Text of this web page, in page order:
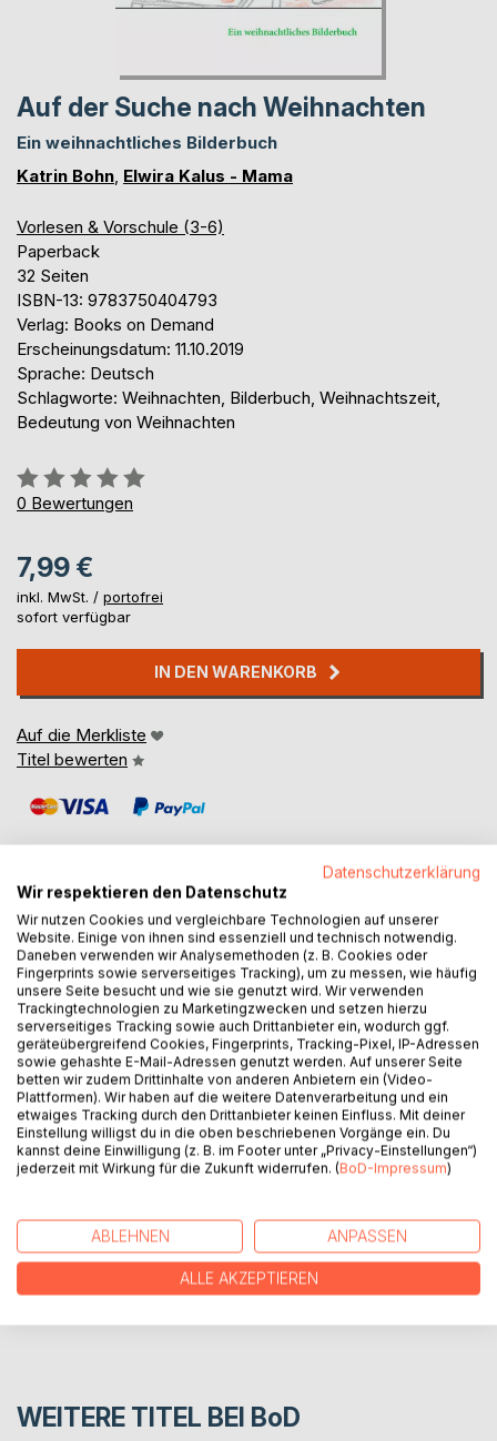
Auf der Suche nach Weihnachten
Ein weihnachtliches Bilderbuch
Katrin Bohn, Elwira Kalus - Mama
Vorlesen & Vorschule (3-6)
Paperback
32 Seiten
ISBN-13: 9783750404793
Verlag: Books on Demand
Erscheinungsdatum: 11.10.2019
Sprache: Deutsch
Schlagworte: Weihnachten, Bilderbuch, Weihnachtszeit,
Bedeutung von Weihnachten
Bewertung::
0%
0 Bewertungen
7,99 €
inkl. MwSt. / portofrei
sofort verfügbar
IN DEN WARENKORB
Auf die Merkliste
Titel bewerten
BESCHREIBUNG
In einem fernen Dorf wo alles grau und traurig ist, kennen
die Menschen Weihnachten nicht.
Doch einens Tages bekommt ein kleines Mädchen namens
Tränchen eine bunte Weihnachtskarte und macht sich auf
die Suche nach Weihnachten...
AUTOR/IN
REZENSIONEN
WEITERE TITEL BEI BoD
Datenschutzerklärung
Wir respektieren den Datenschutz
Wir nutzen Cookies und vergleichbare Technologien auf unserer
Website. Einige von ihnen sind essenziell und technisch notwendig.
Daneben verwenden wir Analysemethoden (z. B. Cookies oder
Fingerprints sowie serverseitiges Tracking), um zu messen, wie häufig
unsere Seite besucht und wie sie genutzt wird. Wir verwenden
Trackingtechnologien zu Marketingzwecken und setzen hierzu
serverseitiges Tracking sowie auch Drittanbieter ein, wodurch ggf.
geräteübergreifend Cookies, Fingerprints, Tracking-Pixel, IP-Adressen
sowie gehashte E-Mail-Adressen genutzt werden. Auf unserer Seite
betten wir zudem Drittinhalte von anderen Anbietern ein (Video-
Plattformen). Wir haben auf die weitere Datenverarbeitung und ein
etwaiges Tracking durch den Drittanbieter keinen Einfluss. Mit deiner
Einstellung willigst du in die oben beschriebenen Vorgänge ein. Du
kannst deine Einwilligung (z. B. im Footer unter „Privacy-Einstellungen“)
jederzeit mit Wirkung für die Zukunft widerrufen. (BoD-Impressum)
ABLEHNEN ANPASSEN
ALLE AKZEPTIEREN